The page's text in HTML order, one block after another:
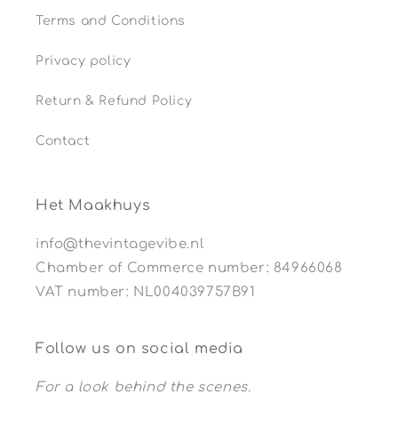
Terms and Conditions
Privacy policy
Return & Refund Policy
Contact
Het Maakhuys
info@thevintagevibe.nl
Chamber of Commerce number: 84966068
VAT number: NL004039757B91
Follow us on social media
For a look behind the scenes.